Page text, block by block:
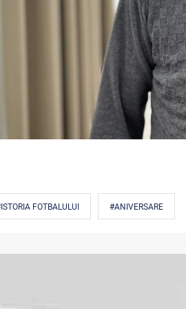
FOTBALULUI #ANIVERSARE